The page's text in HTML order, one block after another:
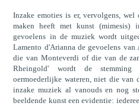
Inzake emoties is er, vervolgens,
maken heeft met kunst (mimesis)
gevoelens in de muziek wordt
Lamento d'Arianna de gevoelens
die van Monteverdi of die van de
Rheingold' wordt de stemming
oermoederlijke wateren, niet die van
inzake muziek al vanouds en nog
beeldende kunst een evidentie: